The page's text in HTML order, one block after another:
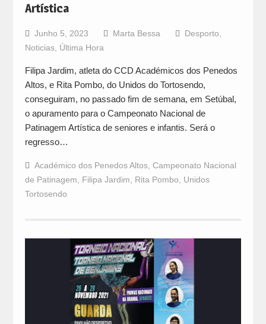
Artística
Junho 5, 2023 Marta Bessa Desporto
Noticias, Última Hora
Filipa Jardim, atleta do CCD Académicos dos Penedos
Altos, e Rita Pombo, do Unidos do Tortosendo,
conseguiram, no passado fim de semana, em Setúbal,
o apuramento para o Campeonato Nacional de
Patinagem Artística de seniores e infantis. Será o
regresso…
Académico dos Penedos Altos, Campeonato Nacional
de Patinagem
Filipa Jardim Rita Pombo
Unidos
Tortosendo